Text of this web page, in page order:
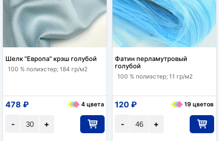
Шелк "Европа" крэш голубой
100 % полиэстер; 184 гр/м2
+
-
478 ₽ 4 цвета
Фатин перламутровый
голубой
100 % полиэстер; 11 гр/м2
+
-
120 ₽ 19 цветов